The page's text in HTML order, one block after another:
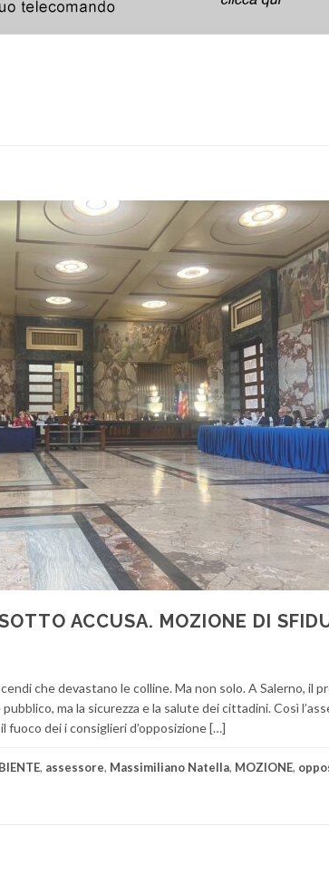
ACCUSA. MOZIONE DI
che devastano le colline. Ma non solo. A Salerno, il
ma la sicurezza e la salute dei cittadini. Così
fuoco dei i consiglieri d’opposizione […]
, assessore, Massimiliano Natella, MOZIONE,